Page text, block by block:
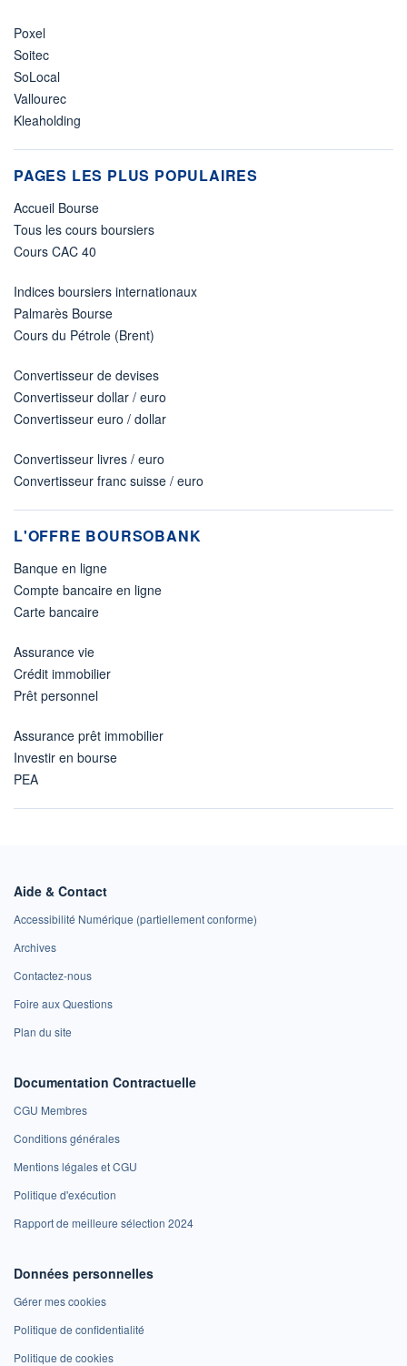
Poxel
Soitec
SoLocal
Vallourec
Kleaholding
PAGES LES PLUS POPULAIRES
Accueil Bourse
Tous les cours boursiers
Cours CAC 40
Indices boursiers internationaux
Palmarès Bourse
Cours du Pétrole (Brent)
Convertisseur de devises
Convertisseur dollar / euro
Convertisseur euro / dollar
Convertisseur livres / euro
Convertisseur franc suisse / euro
L'OFFRE BOURSOBANK
Banque en ligne
Compte bancaire en ligne
Carte bancaire
Assurance vie
Crédit immobilier
Prêt personnel
Assurance prêt immobilier
Investir en bourse
PEA
Aide & Contact
Accessibilité Numérique (partiellement conforme)
Archives
Contactez-nous
Foire aux Questions
Plan du site
Documentation Contractuelle
CGU Membres
Conditions générales
Mentions légales et CGU
Politique d'exécution
Rapport de meilleure sélection 2024
Données personnelles
Gérer mes cookies
Politique de confidentialité
Politique de cookies